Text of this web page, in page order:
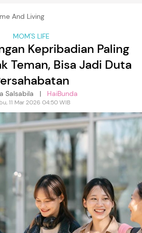
And Living
MOM'S LIFE
Kepribadian Paling
Teman, Bisa Jadi Duta
Salsabila | HaiBunda
11 Mar 2026 04:50 WIB